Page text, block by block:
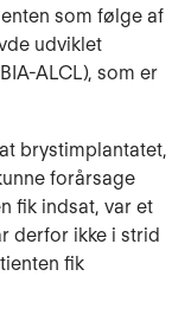
som følge af
udviklet
ALCL), som er
brystimplantatet,
forårsage
fik indsat, var et
derfor ikke i strid
fik